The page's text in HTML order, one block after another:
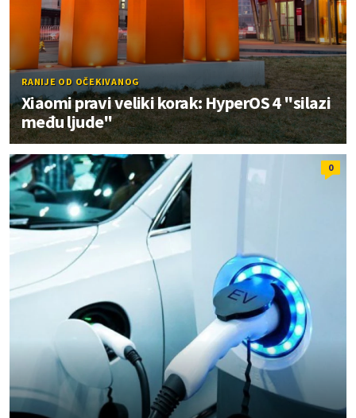
RANIJE OD OČEKIVANOG
Xiaomi pravi veliki korak: HyperOS 4 "silazi
među ljude"
0